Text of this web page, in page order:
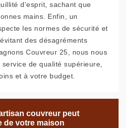
d'esprit, sachant que
mains. Enfin, un
les normes de sécurité et
des désagréments
Couvreur 25, nous nous
de qualité supérieure,
et à votre budget.
couvreur peut
de votre maison